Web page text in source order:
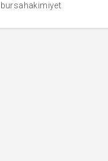
bursahakimiyet